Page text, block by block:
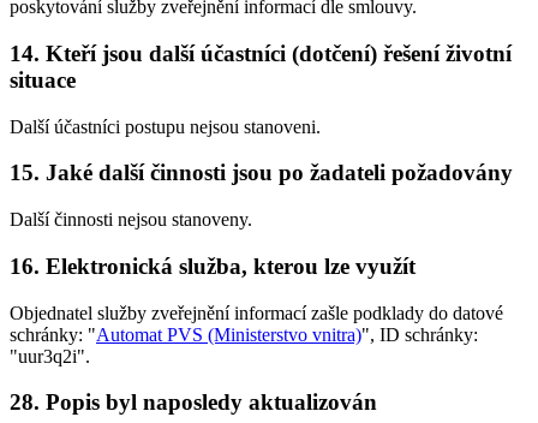
poskytování služby zveřejnění informací dle smlouvy.
14. Kteří jsou další účastníci (dotčení) řešení životní
situace
Další účastníci postupu nejsou stanoveni.
15. Jaké další činnosti jsou po žadateli požadovány
Další činnosti nejsou stanoveny.
16. Elektronická služba, kterou lze využít
Objednatel služby zveřejnění informací zašle podklady do datové
schránky: "Automat PVS (Ministerstvo vnitra)", ID schránky:
"uur3q2i".
28. Popis byl naposledy aktualizován